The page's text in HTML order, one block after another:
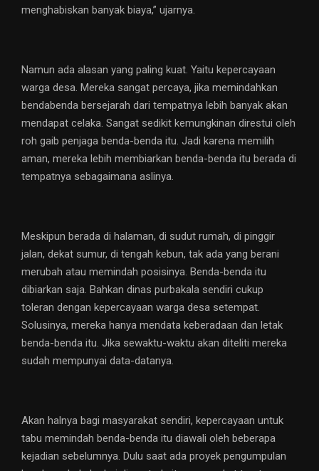
menghabiskan banyak biaya,” ujarnya.
Namun ada alasan yang paling kuat. Yaitu kepercayaan
warga desa. Mereka sangat percaya, jika memindahkan
bendabenda bersejarah dari tempatnya lebih banyak akan
mendapat celaka. Sangat sedikit kemungkinan direstui oleh
roh gaib penjaga benda-benda itu. Jadi karena memilih
aman, mereka lebih membiarkan benda-benda itu berada di
tempatnya sebagaimana aslinya.
Meskipun berada di halaman, di sudut rumah, di pinggir
jalan, dekat sumur, di tengah kebun, tak ada yang berani
merubah atau memindah posisinya. Benda-benda itu
dibiarkan saja. Bahkan dinas purbakala sendiri cukup
toleran dengan kepercayaan warga desa setempat.
Solusinya, mereka hanya mendata keberadaan dan letak
benda-benda itu. Jika sewaktu-waktu akan diteliti mereka
sudah mempunyai data-datanya.
Akan halnya bagi masyarakat sendiri, kepercayaan untuk
tabu memindah benda-benda itu diawali oleh beberapa
kejadian sebelumnya. Dulu saat ada proyek pengumpulan